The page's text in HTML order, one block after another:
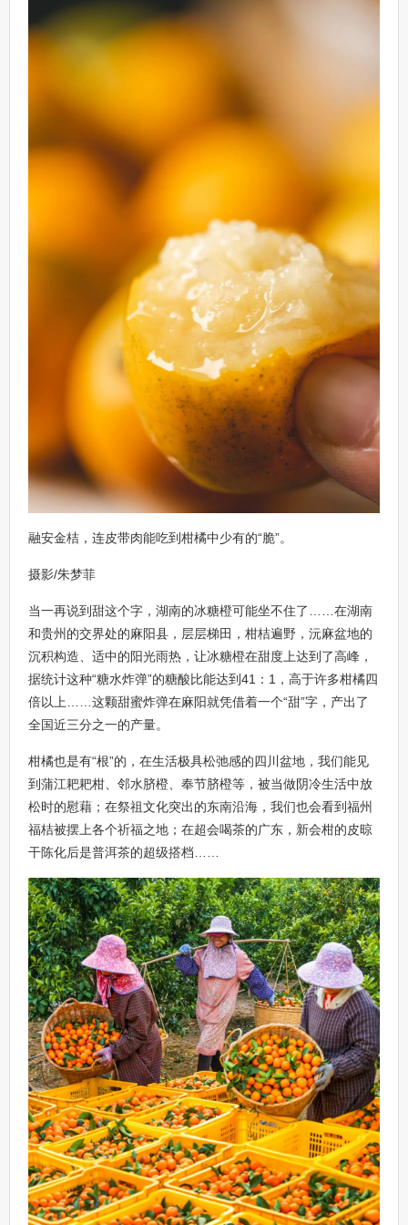
融安金桔，连皮带肉能吃到柑橘中少有的“脆”。
摄影/朱梦菲
当一再说到甜这个字，湖南的冰糖橙可能坐不住了……在湖南
和贵州的交界处的麻阳县，层层梯田，柑桔遍野，沅麻盆地的
沉积构造、适中的阳光雨热，让冰糖橙在甜度上达到了高峰，
据统计这种“糖水炸弹”的糖酸比能达到41：1，高于许多柑橘四
倍以上……这颗甜蜜炸弹在麻阳就凭借着一个“甜”字，产出了
全国近三分之一的产量。
柑橘也是有“根”的，在生活极具松弛感的四川盆地，我们能见
到蒲江耙耙柑、邻水脐橙、奉节脐橙等，被当做阴冷生活中放
松时的慰藉；在祭祖文化突出的东南沿海，我们也会看到福州
福桔被摆上各个祈福之地；在超会喝茶的广东，新会柑的皮晾
干陈化后是普洱茶的超级搭档……